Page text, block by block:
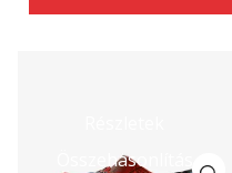
Összehasonlítás